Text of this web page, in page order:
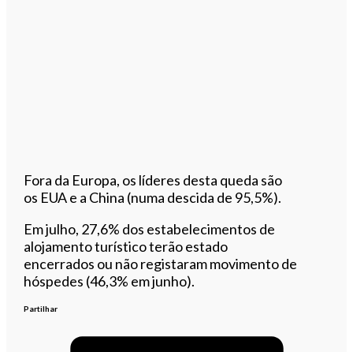
Fora da Europa, os líderes desta queda são
os EUA e a China (numa descida de 95,5%).
Em julho, 27,6% dos estabelecimentos de
alojamento turístico terão estado
encerrados ou não registaram movimento de
hóspedes (46,3% em junho).
Partilhar